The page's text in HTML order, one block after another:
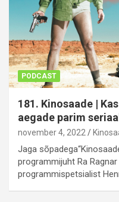
PODCAST
181. Kinosaade |
aegade parim
november 4, 2022
Jaga
programmijuht Ra
programmispetsialist